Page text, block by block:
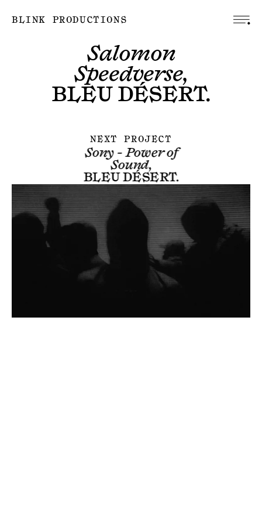
BLINK PRODUCTIONS
Salomon
Speedverse,
BLEU DÉSERT.
NEXT PROJECT
Sony - Power of
Sound,
BLEU DÉSERT.